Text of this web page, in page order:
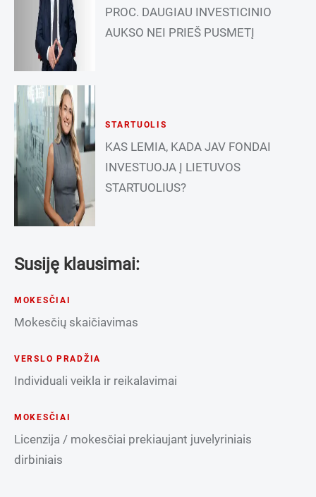
PROC. DAUGIAU INVESTICINIO
AUKSO NEI PRIEŠ PUSMETĮ
STARTUOLIS
KAS LEMIA, KADA JAV FONDAI
INVESTUOJA Į LIETUVOS
STARTUOLIUS?
Susiję klausimai:
MOKESČIAI
Mokesčių skaičiavimas
VERSLO PRADŽIA
Individuali veikla ir reikalavimai
MOKESČIAI
Licenzija / mokesčiai prekiaujant juvelyriniais
dirbiniais